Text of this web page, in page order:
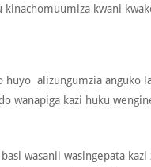
kinachomuumiza kwani
alizungumzia anguko
wanapiga kazi huku
wasanii wasingepata